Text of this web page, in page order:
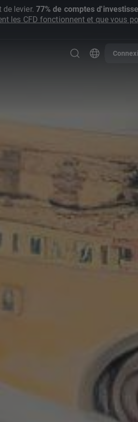
levier. 77% de comptes
les CFD fonctionnent et que vous